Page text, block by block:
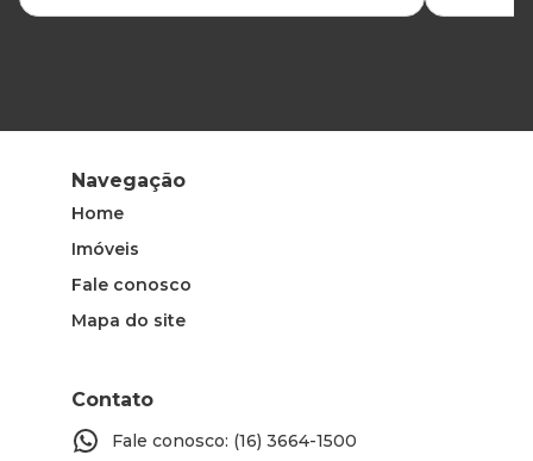
Navegação
Home
Imóveis
Fale conosco
Mapa do site
Contato
Fale conosco: (16) 3664-1500